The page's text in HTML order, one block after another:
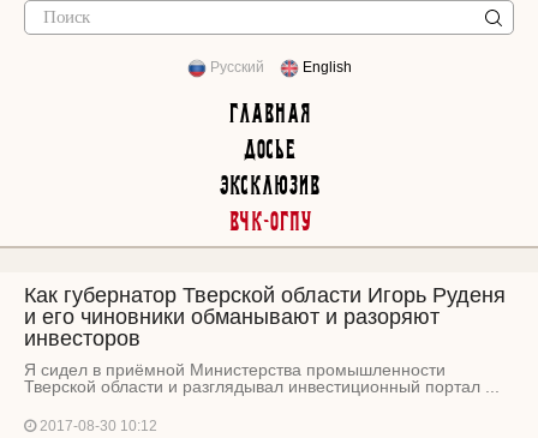
Русский English
Главная
Досье
Эксклюзив
ВЧК-ОГПУ
Как губернатор Тверской области Игорь Руденя
и его чиновники обманывают и разоряют
инвесторов
Я сидел в приёмной Министерства промышленности
Тверской области и разглядывал инвестиционный портал ...
2017-08-30 10:12